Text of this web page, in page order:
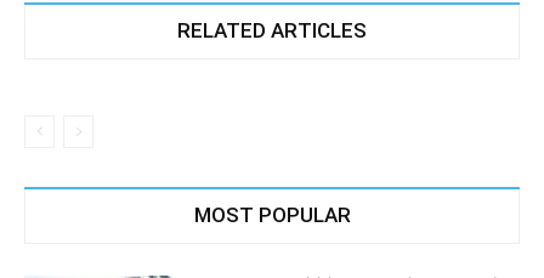
RELATED ARTICLES
MOST POPULAR